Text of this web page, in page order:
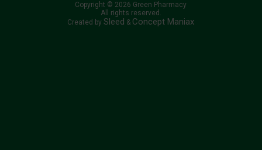
Copyright © 2026 Green Pharmacy
All rights reserved.
Created bySleed & Concept Maniax